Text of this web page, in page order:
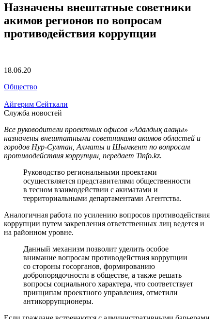
Назначены внештатные советники
акимов регионов по вопросам
противодействия коррупции
18.06.20
Общество
Айгерим Сейткали
Служба новостей
Все руководители проектных офисов «Адалдық алаңы»
назначены внештатными советниками акимов областей и
городов Нур-Султан, Алматы и Шымкент по вопросам
противодействия коррупции, передает Tinfo.kz.
Руководство региональными проектами
осуществляется представителями общественности
в тесном взаимодействии с акиматами и
территориальными департаментами Агентства.
Аналогичная работа по усилению вопросов противодействия
коррупции путем закрепления ответственных лиц ведется и
на районном уровне.
Данный механизм позволит уделить особое
внимание вопросам противодействия коррупции
со стороны госорганов, формированию
добропорядочности в обществе, а также решать
вопросы социального характера, что соответствует
принципам проектного управления, отметили
антикоррупционеры.